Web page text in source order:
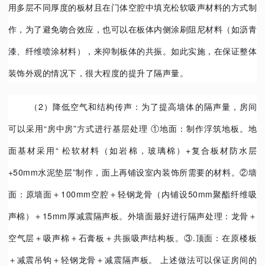
用多层不同厚度的板材且在门体空腔中填充松软吸声材料的方式制
作，为了避免吻合效应，也可以在板体内侧涂刷阻尼材料（如沥青
漆、纤维喷涂材料），来抑制板体的共振。如此实施，在保证整体
装饰外观的情况下，很大程度的提升了隔声量。
（2） 降低空气和结构传声：为了提高墙体的隔声量，房间
可以采用“房中房”方式进行基层处理 ①地面：制作浮筑地板。地
面基材采用“ 松软材料（如岩棉，玻璃棉）+复合板材防水层
+50mm水泥垫层”制作，面上再铺设室内装饰所需要的材料。②墙
面：原墙面＋100mm空腔＋轻钢龙骨（内铺设50mm聚酯纤维吸
声棉）＋15mm厚减震隔声板。外墙面最好进行隔声处理：龙骨＋
空气层＋吸声棉＋石膏板＋共振吸声结构板。③.顶面：在原楼板
＋减震吊钩＋轻钢龙骨＋减震隔声板。 上述做法可以保证房间的